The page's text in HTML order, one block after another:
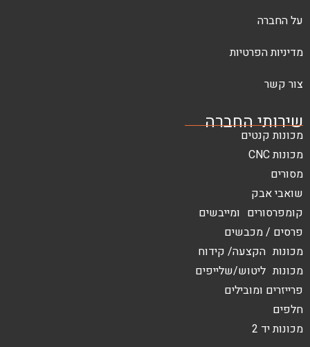
על החברה
מדיניות הפרטיות
צור קשר
שירותי החברה
מכונות קנטים
מכונות CNC
מסורים
שואבי אבק
קומפרסורים ומייבשים
פרסים / מכבשים
מכונות הקצעה/ קידוח
מכונות ליטוש/שלייפים
פרייזרים ומובילים
חלפים
מכונות יד 2